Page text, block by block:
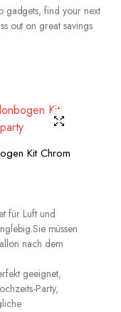
gadgets, find your next
out on great savings
Kit Chrom
für Luft und
müssen
nach dem
geeignet,
Party,